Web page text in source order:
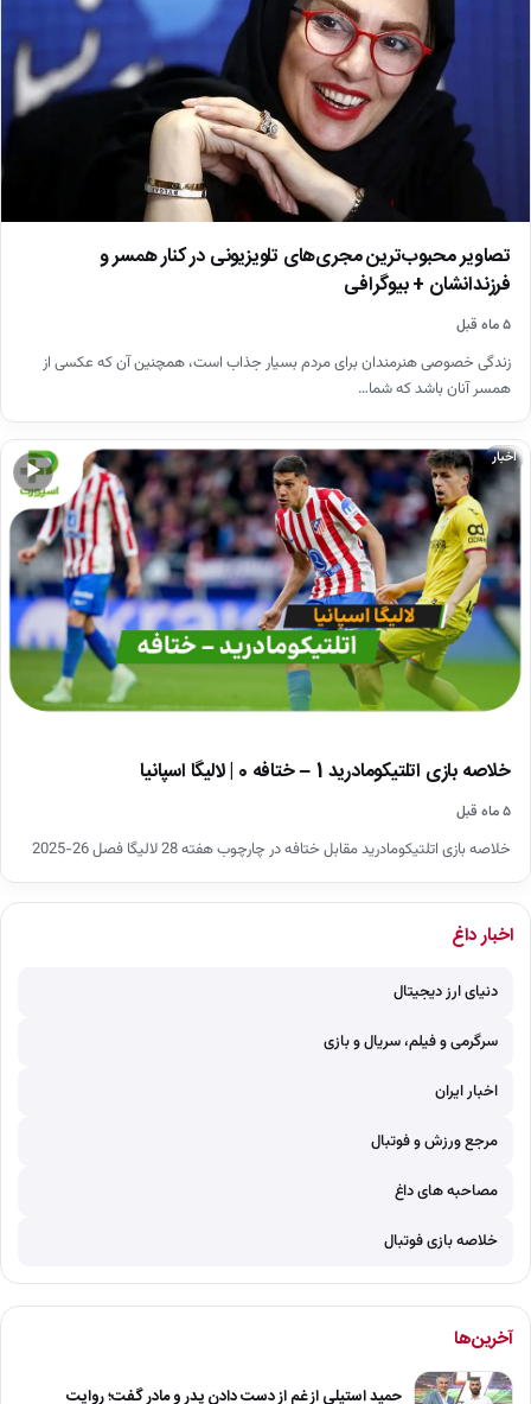
تصاویر محبوب‌ترین مجری‌های تلویزیونی در کنار همسر و
فرزندانشان + بیوگرافی
۵ ماه قبل
زندگی خصوصی هنرمندان برای مردم بسیار جذاب است، همچنین آن که عکسی از
همسر آنان باشد که شما…
▶
اخبار
خلاصه بازی اتلتیکومادرید 1 – ختافه 0 | لالیگا اسپانیا
۵ ماه قبل
خلاصه بازی اتلتیکومادرید مقابل ختافه در چارچوب هفته 28 لالیگا فصل 26-2025
اخبار داغ
دنیای ارز دیجیتال
سرگرمی و فیلم، سریال و بازی
اخبار ایران
مرجع ورزش و فوتبال
مصاحبه های داغ
خلاصه بازی فوتبال
آخرین‌ها
حمید استیلی از غم از دست دادن پدر و مادر گفت؛ روایت